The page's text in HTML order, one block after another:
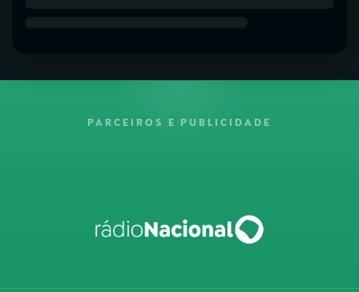
PARCEIROS E PUBLICIDADE